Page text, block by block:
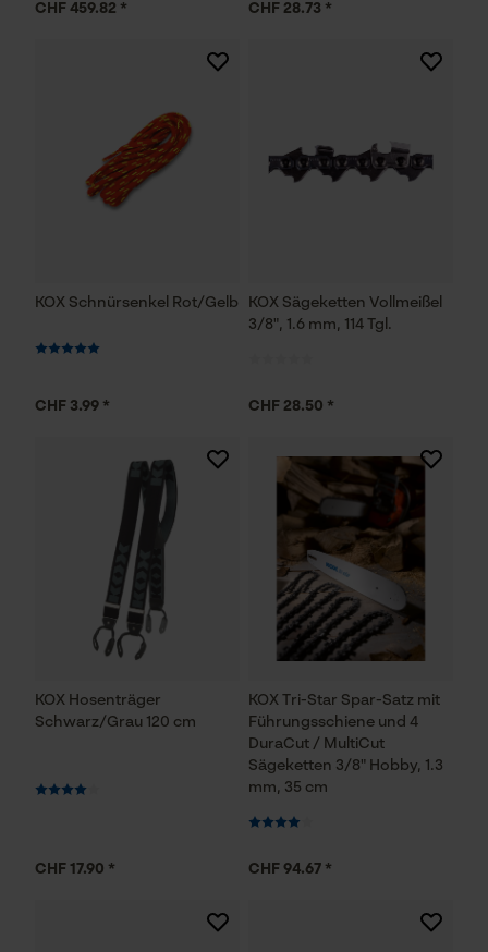
CHF 459.82 * CHF 28.73 *
KOX Schnürsenkel Rot/Gelb
CHF 3.99 *
KOX Sägeketten Vollmeißel
3/8", 1.6 mm, 114 Tgl.
CHF 28.50 *
KOX Hosenträger
Schwarz/Grau 120 cm
CHF 17.90 *
KOX Tri-Star Spar-Satz mit
Führungsschiene und 4
DuraCut / MultiCut
Sägeketten 3/8" Hobby, 1.3
mm, 35 cm
CHF 94.67 *